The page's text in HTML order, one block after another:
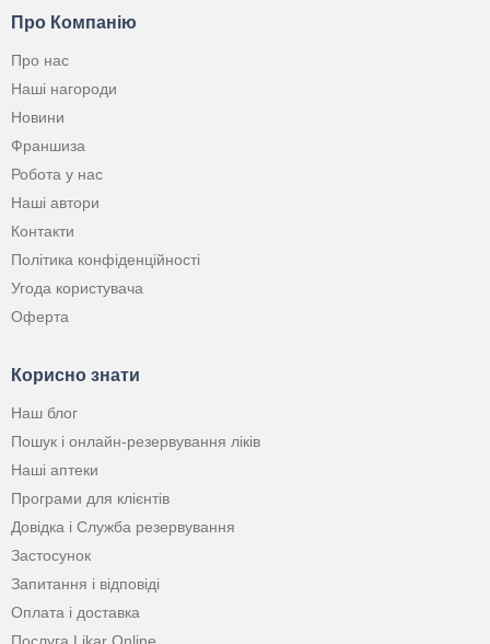
Про Компанію
Про нас
Наші нагороди
Новини
Франшиза
Робота у нас
Наші автори
Контакти
Політика конфіденційності
Угода користувача
Оферта
Корисно знати
Наш блог
Пошук і онлайн-резервування ліків
Наші аптеки
Програми для клієнтів
Довідка і Служба резервування
Застосунок
Запитання і відповіді
Оплата і доставка